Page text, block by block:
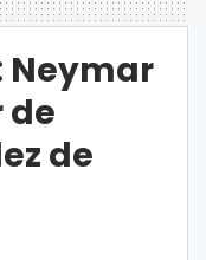
Neymar
de
de